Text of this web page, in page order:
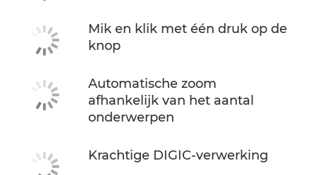
Mik en klik met één druk op de
knop
Automatische zoom
afhankelijk van het aantal
onderwerpen
Krachtige DIGIC-verwerking